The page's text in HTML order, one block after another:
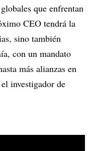
que enfrentan
CEO tendrá la
sino también
con un mandato
más alianzas en
investigador de